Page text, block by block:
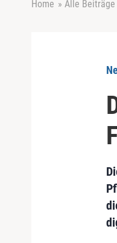
Home » Alle Beiträge